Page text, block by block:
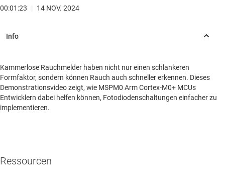
00:01:23 | 14 NOV. 2024
Kammerlose Rauchmelder haben nicht nur einen schlankeren
Formfaktor, sondern können Rauch auch schneller erkennen. Dieses
Demonstrationsvideo zeigt, wie MSPM0 Arm Cortex-M0+ MCUs
Entwicklern dabei helfen können, Fotodiodenschaltungen einfacher zu
implementieren.
Ressourcen